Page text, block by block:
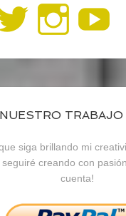
Ver
perfil
de
en
Ver
de
en
TRABAJO
siga brillando mi
creando con
cuenta!